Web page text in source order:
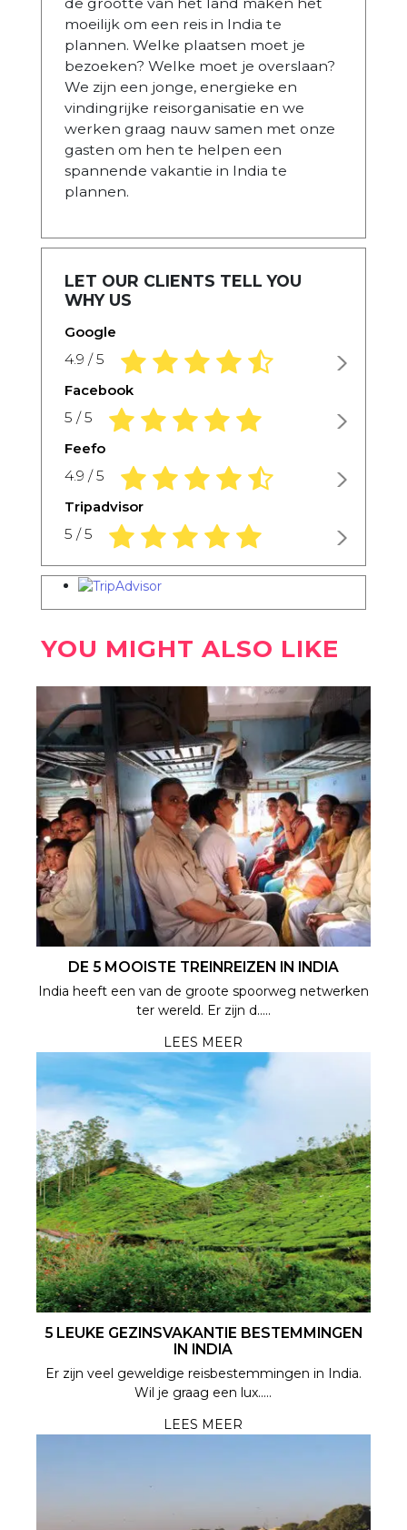
de grootte van het land maken het
moeilijk om een reis in India te
plannen. Welke plaatsen moet je
bezoeken? Welke moet je overslaan?
We zijn een jonge, energieke en
vindingrijke reisorganisatie en we
werken graag nauw samen met onze
gasten om hen te helpen een
spannende vakantie in India te
plannen.
LET OUR CLIENTS TELL YOU
WHY US
Google
4.9 / 5 4.9 rating based on 1,234 ratings
Facebook
5 / 5 5.0 rating based on 1,234 ratings
Feefo
4.9 / 5 4.9 rating based on 1,234 ratings
Tripadvisor
5 / 5 5.0 rating based on 1,234 ratings
YOU MIGHT ALSO LIKE
DE 5 MOOISTE TREINREIZEN IN INDIA
India heeft een van de groote spoorweg netwerken
ter wereld. Er zijn d.....
LEES MEER
5 LEUKE GEZINSVAKANTIE BESTEMMINGEN
IN INDIA
Er zijn veel geweldige reisbestemmingen in India.
Wil je graag een lux.....
LEES MEER